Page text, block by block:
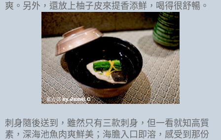
爽。另外，還放上柚子皮來提香添鮮，喝得很舒暢。
刺身隨後送到，雖然只有三款刺身，但一看就知高質
素，深海池魚肉爽鮮美；海膽入口即溶，感受到那份